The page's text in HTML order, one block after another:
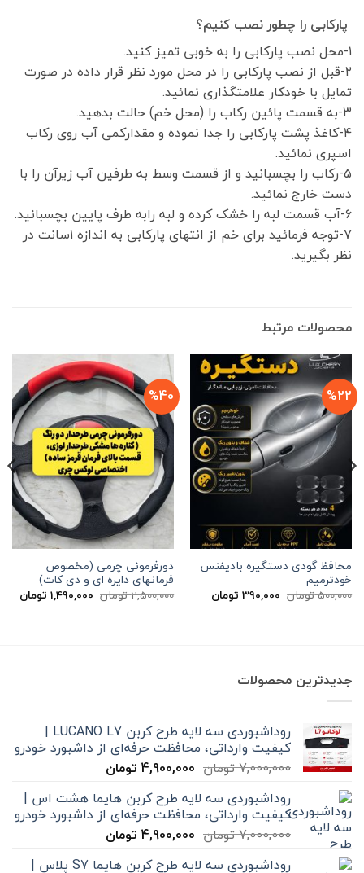
پارکابی را چطور نصب کنیم؟
۱-محل نصب پارکابی را به خوبی تمیز کنید.
۲-قبل از نصب پارکابی را در محل مورد نظر قرار داده در صورت
تمایل با خودکار علامتگذاری نمائید.
۳-به قسمت پائین رکاب را (محل خم) حالت بدهید.
۴-کاغذ پشت پارکابی را جدا نموده و مقدارکمی آب روی رکاب
اسپری نمائید.
۵-رکاب را بچسبانید و از قسمت وسط به طرفین آب زیرآن را با
دست خارج نمائید.
۶-آب قسمت لبه را خشک کرده و لبه رابه طرف پایین بچسبانید.
۷-توجه فرمائید برای خم از انتهای پارکابی به اندازه ۱سانت در
نظر بگیرید.
محصولات مرتبط
%22
محافظ گودی دستگیره بادیفنس
خودترمیم
500,000تومان قیمت
اصلی
390,000 تومانقیمت
فعلی
%40
دورفرمونی چرمی (مخصوص
فرمانهای دایره ای و دی کات)
2,500,000تومان قیمت
اصلی
1,490,000 تومان
جدیدترین محصولات
روداشبوردی سه‌ لایه طرح کربن LUCANO L7 |
کیفیت وارداتی، محافظت حرفه‌ای از داشبورد خودرو
7,000,000تومان قیمت
7,000,000 تومان
بود.
4,900,000 تومانقیمت
4,900,000 تومان
است.
روداشبوردی سه‌ لایه طرح کربن هایما هشت اس |
کیفیت وارداتی، محافظت حرفه‌ای از داشبورد خودرو
7,000,000تومان قیمت
7,000,000 تومان
4,900,000 تومانقیمت
4,900,000 تومان
روداشبوردی سه‌ لایه طرح کربن هایما S7 پلاس |